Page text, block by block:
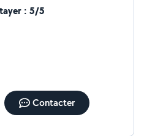
: 5/5
Contacter